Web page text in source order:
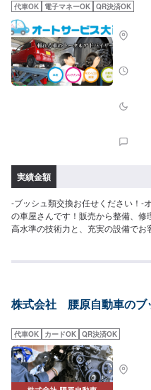
代車OK 電子マネーOK QR決済OK
実績金額
-ブッシュ類交換お任せください！-
の車屋さんです！販売から整備、
高水準の技術力と、充実の設備で
ば作業開始【4】仕上がり次第納車-
株式会社 腰原自動車のブ
代車OK カードOK QR決済OK